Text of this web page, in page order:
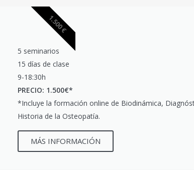
5 seminarios
15 días de clase
9-18:30h
PRECIO: 1.500€*
*Incluye la formación online de Biodinámica,
Historia de la Osteopatía.
MÁS INFORMACIÓN
1.500 €